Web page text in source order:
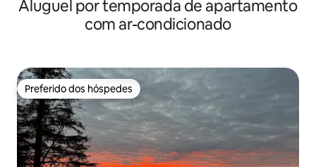
Aluguel por temporada de apartamento
com ar-condicionado
Preferido dos hóspedes
Preferido dos hóspedes